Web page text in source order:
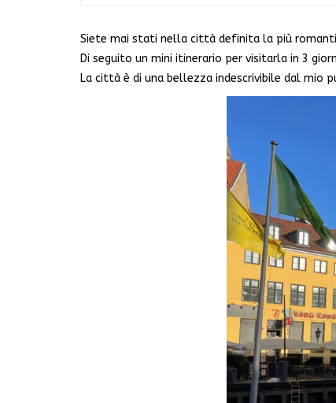
Siete mai stati nella città definita la più
Di seguito un mini itinerario per visitarla in 3
La città è di una bellezza indescrivibile dal mio